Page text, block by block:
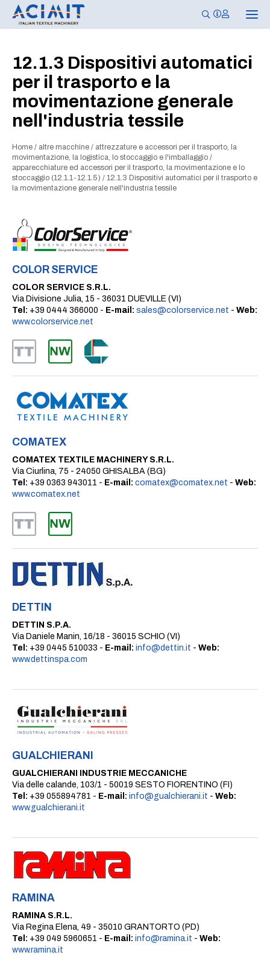
N
a
12.1.3 Dispositivi automatici
per il trasporto e la
movimentazione generale
nell'industria tessile
Home / altre macchine / attrezzature e accessori per il trasporto, la
movimentazione, la logistica, lo stoccaggio e l'imballaggio /
apparecchiature ed accessori per il trasporto, la movimentazione e lo
stoccaggio (12.1.1-12.1.5) / 12.1.3 Dispositivi automatici per il trasporto e
la movimentazione generale nell'industria tessile
COLOR SERVICE
COLOR SERVICE S.R.L.
Via Divisione Julia, 15 - 36031 DUEVILLE (VI)
Tel: +39 0444 366000 - E-mail: sales@colorservice.net - Web:
www.colorservice.net
COMATEX
COMATEX TEXTILE MACHINERY S.R.L.
Via Ciurlina, 75 - 24050 GHISALBA (BG)
Tel: +39 0363 943011 - E-mail: comatex@comatex.net - Web:
www.comatex.net
DETTIN
DETTIN S.P.A.
Via Daniele Manin, 16/18 - 36015 SCHIO (VI)
Tel: +39 0445 510033 - E-mail: info@dettin.it - Web:
www.dettinspa.com
GUALCHIERANI
GUALCHIERANI INDUSTRIE MECCANICHE
Via delle calande, 103/1 - 50019 SESTO FIORENTINO (FI)
Tel: +39 055894781 - E-mail: info@gualchierani.it - Web:
www.gualchierani.it
RAMINA
RAMINA S.R.L.
Via Regina Elena, 49 - 35010 GRANTORTO (PD)
Tel: +39 049 5960651 - E-mail: info@ramina.it - Web:
www.ramina.it